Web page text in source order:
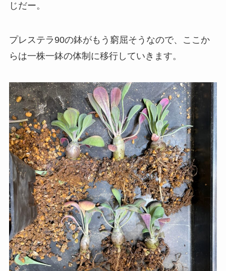
じだー。
プレステラ90の鉢がもう窮屈そうなので、ここか
らは一株一鉢の体制に移行していきます。